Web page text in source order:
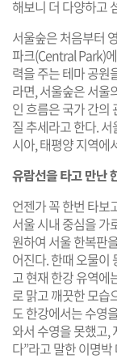
해보니 더 다양하고
서울숲은 처음부터
파크(Central Park)
력을 주는 테마 공원
라면, 서울숲은 서울
인 흐름은 국가 간의
질 추세라고 한다.
시아, 태평양 지역에
유람선을 타고 만난
언젠가 꼭 한번 타보
서울 시내 중심을 가
원하여 서울 한복판
어진다. 한때 오물이
고 현재 한강 유역에
로 맑고 깨끗한 모습
도 한강에서는 수영
와서 수영을 못했고,
다”라고 말한 이명